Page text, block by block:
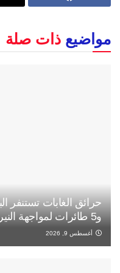
مواضيع ذات صلة
و5 طائرات لمواجهة النيران
أغسطس 9, 2026